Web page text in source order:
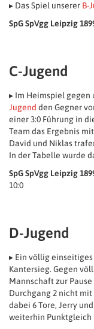
▸ Das Spiel unserer B-
SpG SpVgg Leipzig
C-Jugend
▸ Im Heimspiel gegen
Jugend den Gegner
einer 3:0 Führung in
Team das Ergebnis
David und Niklas
In der Tabelle wurde
SpG SpVgg Leipzig
10:0
D-Jugend
▸ Ein völlig
Kantersieg. Gegen
Mannschaft zur
Durchgang 2 nicht
dabei 6 Tore, Jerry
weiterhin Punktgleich